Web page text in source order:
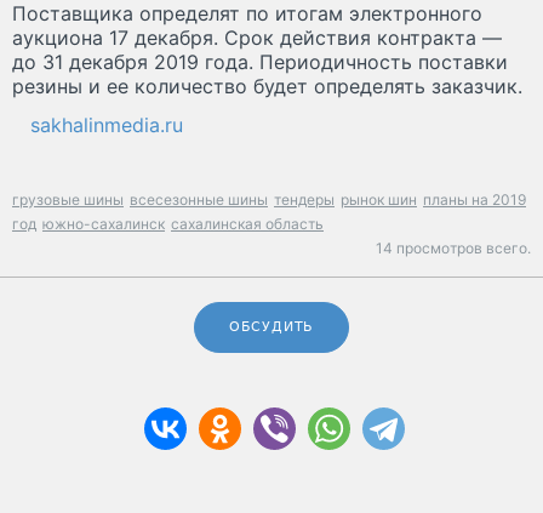
Поставщика определят по итогам электронного
аукциона 17 декабря. Срок действия контракта —
до 31 декабря 2019 года. Периодичность поставки
резины и ее количество будет определять заказчик.
sakhalinmedia.ru
грузовые шины всесезонные шины тендеры рынок шин планы на 2019
год южно-сахалинск сахалинская область
14 просмотров всего.
ОБСУДИТЬ